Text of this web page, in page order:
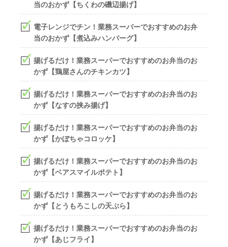
当のおかず【ちくわの磯辺揚げ】
電子レンジでチン！業務スーパーでおすすめのお弁
当のおかず【煮込みハンバーグ】
揚げるだけ！業務スーパーでおすすめのお弁当のお
かず【鶏屋さんのチキンカツ】
揚げるだけ！業務スーパーでおすすめのお弁当のお
かず【なすの挟み揚げ】
揚げるだけ！業務スーパーでおすすめのお弁当のお
かず【かぼちゃコロッケ】
揚げるだけ！業務スーパーでおすすめのお弁当のお
かず【ベアスマイルポテト】
揚げるだけ！業務スーパーでおすすめのお弁当のお
かず【とうもろこしの天ぷら】
揚げるだけ！業務スーパーでおすすめのお弁当のお
かず【あじフライ】